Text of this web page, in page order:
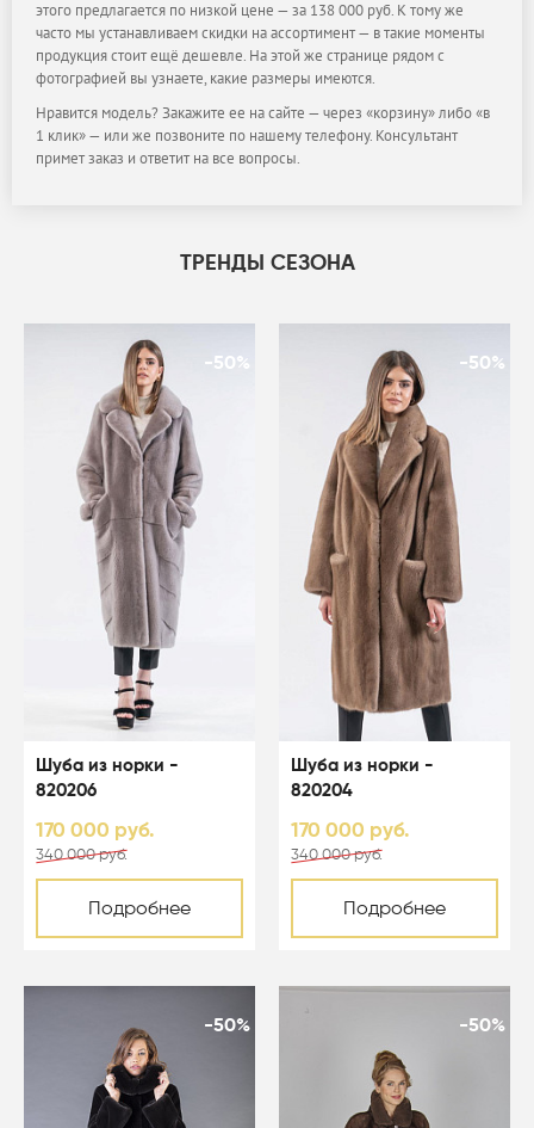
этого предлагается по низкой цене — за 138 000 руб. К тому же
часто мы устанавливаем скидки на ассортимент — в такие моменты
продукция стоит ещё дешевле. На этой же странице рядом с
фотографией вы узнаете, какие размеры имеются.
Нравится модель? Закажите ее на сайте — через «корзину» либо «в
1 клик» — или же позвоните по нашему телефону. Консультант
примет заказ и ответит на все вопросы.
ТРЕНДЫ СЕЗОНА
-50%
Шуба из норки -
820206
170 000 руб.
340 000 руб.
Подробнее
-50%
Шуба из норки -
820204
170 000 руб.
340 000 руб.
Подробнее
-50% -50%